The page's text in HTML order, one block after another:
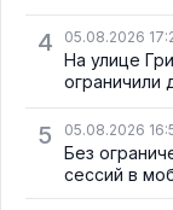
4 05.08.2026
На улице
ограничили
5 05.08.2026
Без
сессий в